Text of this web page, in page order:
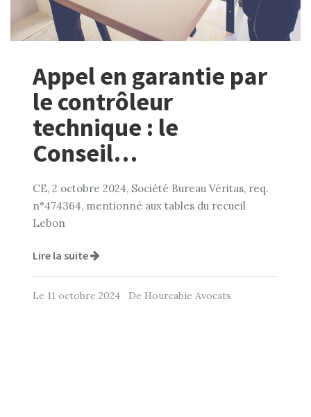
Appel en garantie par
le contrôleur
technique : le
Conseil…
CE, 2 octobre 2024, Société Bureau Véritas, req.
n°474364, mentionné aux tables du recueil
Lebon
Lire la suite
Le 11 octobre 2024 De Hourcabie Avocats